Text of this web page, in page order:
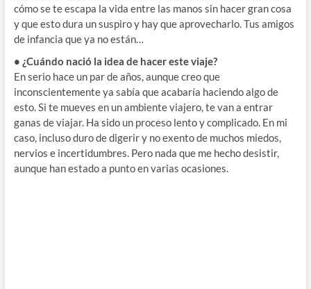
cómo se te escapa la vida entre las manos sin hacer gran cosa
y que esto dura un suspiro y hay que aprovecharlo. Tus amigos
de infancia que ya no están…
• ¿Cuándo nació la idea de hacer este viaje?
En serio hace un par de años, aunque creo que
inconscientemente ya sabía que acabaría haciendo algo de
esto. Si te mueves en un ambiente viajero, te van a entrar
ganas de viajar. Ha sido un proceso lento y complicado. En mi
caso, incluso duro de digerir y no exento de muchos miedos,
nervios e incertidumbres. Pero nada que me hecho desistir,
aunque han estado a punto en varias ocasiones.